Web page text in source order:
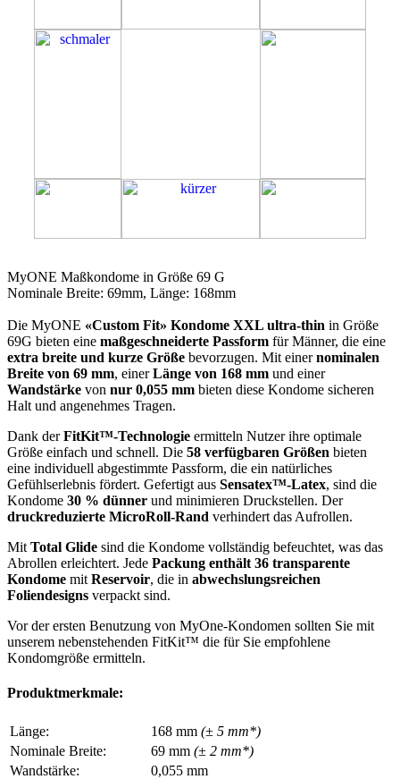
MyONE Maßkondome in Größe 69 G
Nominale Breite: 69mm, Länge: 168mm
Die MyONE «Custom Fit» Kondome XXL ultra-thin in Größe
69G bieten eine maßgeschneiderte Passform für Männer, die eine
extra breite und kurze Größe bevorzugen. Mit einernominalen
Breite von 69 mm, einerLänge von 168 mm und einer
Wandstärke von nur 0,055 mm bieten diese Kondome sicheren
Halt und angenehmes Tragen.
Dank derFitKit™-Technologie ermitteln Nutzer ihre optimale
Größe einfach und schnell. Die 58 verfügbaren Größen bieten
eine individuell abgestimmte Passform, die ein natürliches
Gefühlserlebnis fördert. Gefertigt aus Sensatex™-Latex, sind die
Kondome 30 % dünner und minimieren Druckstellen. Der
druckreduzierte MicroRoll-Rand verhindert das Aufrollen.
Mit Total Glide sind die Kondome vollständig befeuchtet, was das
Abrollen erleichtert. Jede Packung enthält 36 transparente
Kondome mit Reservoir, die in abwechslungsreichen
Foliendesigns verpackt sind.
Vor der ersten Benutzung von MyOne-Kondomen sollten Sie mit
unserem nebenstehenden FitKit™ die für Sie empfohlene
Kondomgröße ermitteln.
Produktmerkmale:
Länge: 168 mm (± 5 mm*)
Nominale Breite:
69 mm (± 2 mm*)
Wandstärke:
0,055 mm